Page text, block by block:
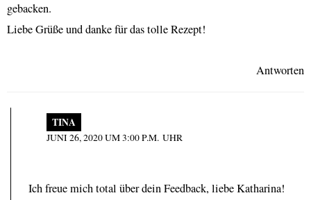
gebacken.
Liebe Grüße und danke für das tolle Rezept!
Antworten
TINA
JUNI 26, 2020 UM 3:00 P.M. UHR
Ich freue mich total über dein Feedback, liebe Katharina!